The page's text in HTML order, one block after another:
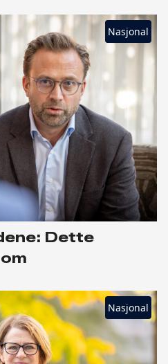
Nasjonal
Dette
Nasjonal